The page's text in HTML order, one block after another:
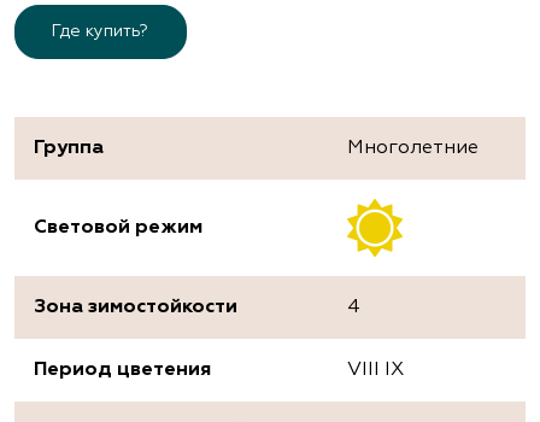
Где купить?
Группа Многолетние
Световой режим
Зона зимостойкости 4
Период цветения VIII IX